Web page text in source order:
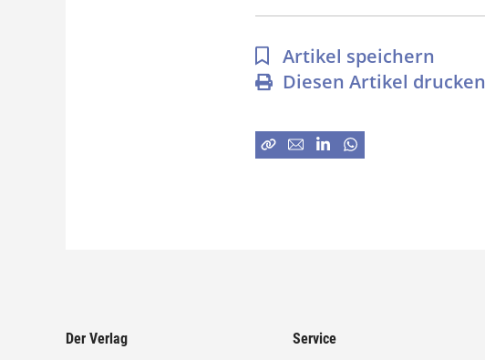
Artikel speichern
Diesen Artikel drucken
Der Verlag
Service